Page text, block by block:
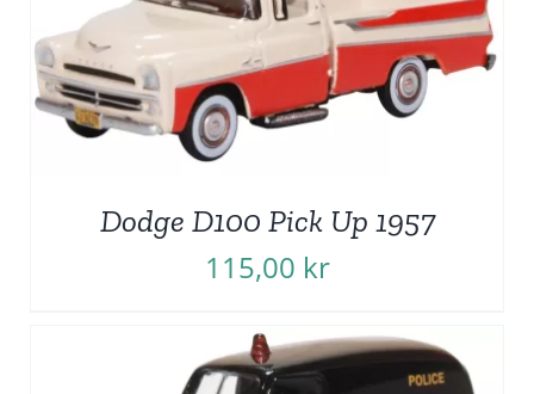
Dodge D100 Pick Up 1957
115,00 kr